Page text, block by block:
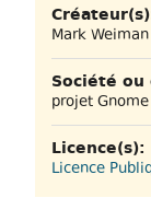
Mark Weiman
Société
projet Gnome
Licence(s):
Licence